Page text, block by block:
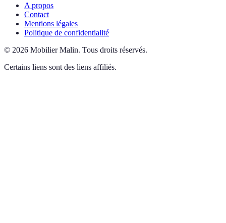
A propos
Contact
Mentions légales
Politique de confidentialité
© 2026 Mobilier Malin. Tous droits réservés.
Certains liens sont des liens affiliés.